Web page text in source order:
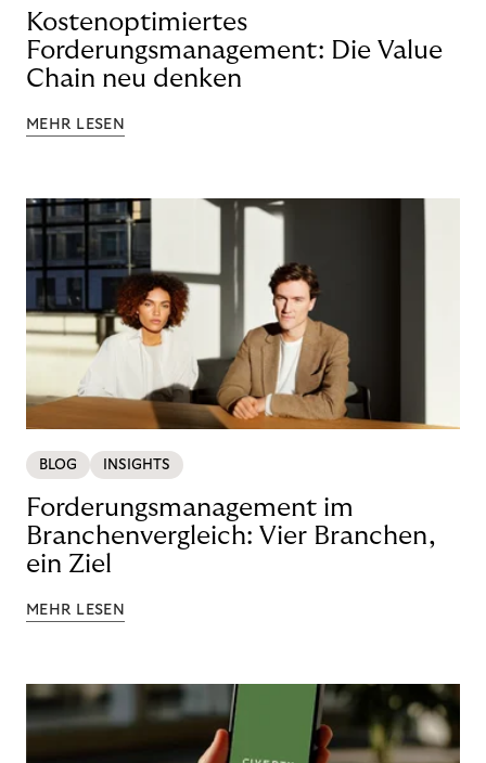
Kostenoptimiertes
Forderungsmanagement: Die Value
Chain neu denken
MEHR LESEN
BLOG INSIGHTS
Forderungsmanagement im
Branchenvergleich: Vier Branchen,
ein Ziel
MEHR LESEN